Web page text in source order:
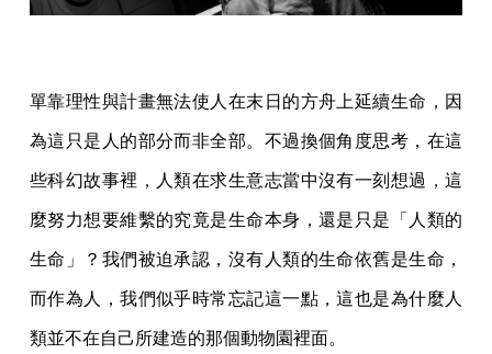
單靠理性與計畫無法使人在末日的方舟上延續生命，因
為這只是人的部分而非全部。不過換個角度思考，在這
些科幻故事裡，人類在求生意志當中沒有一刻想過，這
麼努力想要維繫的究竟是生命本身，還是只是「人類的
生命」？我們被迫承認，沒有人類的生命依舊是生命，
而作為人，我們似乎時常忘記這一點，這也是為什麼人
類並不在自己所建造的那個動物園裡面。